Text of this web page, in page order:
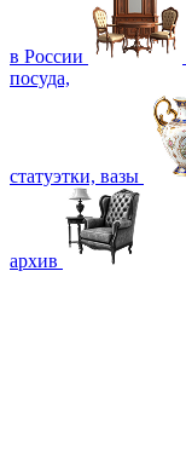
в России
посуда,
статуэтки, вазы
архив